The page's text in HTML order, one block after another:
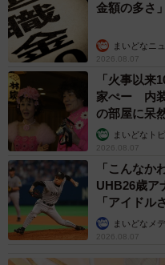
金額の多さ
まいどなニ
2026.08.07
「火事以来
家ぺー 内
の部屋に呆
まいどなト
2026.08.07
「こんなか
UHB26歳
「アイドル
か」まいどなメ
2026.08.07